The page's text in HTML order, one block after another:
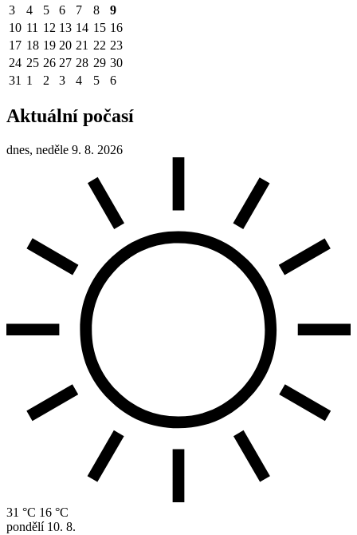
3
4 5 6 7 8
9
10 11 12 13 14 15 16
17 18 19 20 21 22 23
24 25 26 27 28 29 30
31 1 2 3 4 5 6
Aktuální počasí
dnes, neděle 9. 8. 2026
31 °C 16 °C
pondělí 10. 8.